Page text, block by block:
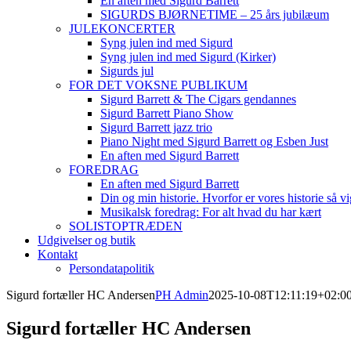
SIGURDS BJØRNETIME – 25 års jubilæum
JULEKONCERTER
Syng julen ind med Sigurd
Syng julen ind med Sigurd (Kirker)
Sigurds jul
FOR DET VOKSNE PUBLIKUM
Sigurd Barrett & The Cigars gendannes
Sigurd Barrett Piano Show
Sigurd Barrett jazz trio
Piano Night med Sigurd Barrett og Esben Just
En aften med Sigurd Barrett
FOREDRAG
En aften med Sigurd Barrett
Din og min historie. Hvorfor er vores historie så
Musikalsk foredrag: For alt hvad du har kært
SOLISTOPTRÆDEN
Udgivelser og butik
Kontakt
Persondatapolitik
Sigurd fortæller HC AndersenPH Admin2025-10-
Sigurd fortæller HC Andersen